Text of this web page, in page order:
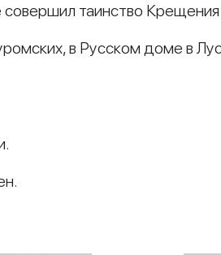
таинство
в Русском доме в